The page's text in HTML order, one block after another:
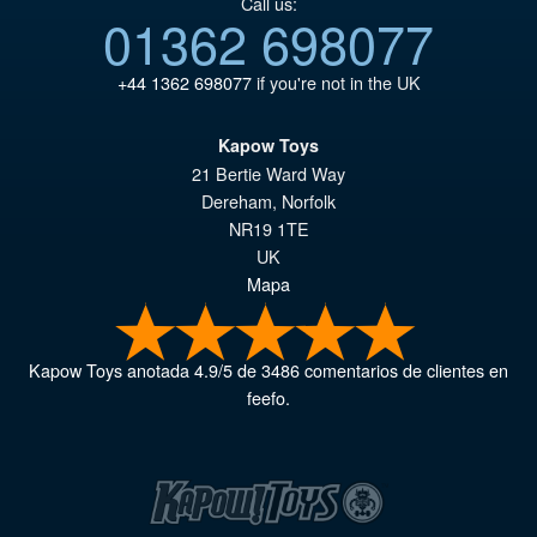
01362 698077
+44 1362 698077if you're not in the UK
Kapow Toys
21 Bertie Ward Way
Dereham, Norfolk
NR19 1TE
UK
Mapa
Kapow Toysanotada4.9/5de3486comentarios de clientes en
feefo.